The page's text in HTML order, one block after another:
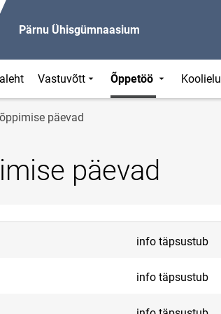
Pärnu Ühisgümnaasium
Vastuvõtt Õppetöö Koolielu
päevad
päevad
info täpsustub
info täpsustub